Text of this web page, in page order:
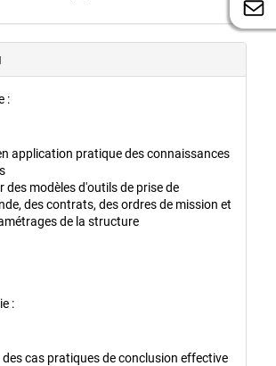
:
application pratique des connaissances
des modèles d'outils de prise de
des contrats, des ordres de mission et
de la structure
:
des cas pratiques de conclusion effective